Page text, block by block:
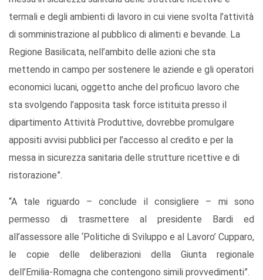
termali e degli ambienti di lavoro in cui viene svolta l’attività
di somministrazione al pubblico di alimenti e bevande. La
Regione Basilicata, nell’ambito delle azioni che sta
mettendo in campo per sostenere le aziende e gli operatori
economici lucani, oggetto anche del proficuo lavoro che
sta svolgendo l’apposita task force istituita presso il
dipartimento Attività Produttive, dovrebbe promulgare
appositi avvisi pubblici per l’accesso al credito e per la
messa in sicurezza sanitaria delle strutture ricettive e di
ristorazione”.
“A tale riguardo – conclude il consigliere – mi sono
permesso di trasmettere al presidente Bardi ed
all’assessore alle ‘Politiche di Sviluppo e al Lavoro’ Cupparo,
le copie delle deliberazioni della Giunta regionale
dell’Emilia-Romagna che contengono simili provvedimenti”.